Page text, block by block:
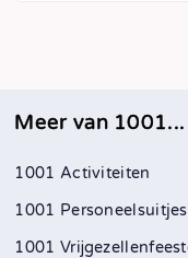
Meer van 1001...
1001 Activiteiten
1001 Personeelsuitjes
1001